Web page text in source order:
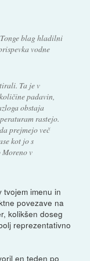
blag hladilni
vodne
Ta je v
padavin,
obstaja
rastejo.
prejmejo več
kot jo s
v
tvojem imenu in
povezave na
kolikšen doseg
reprezentativno
en teden po